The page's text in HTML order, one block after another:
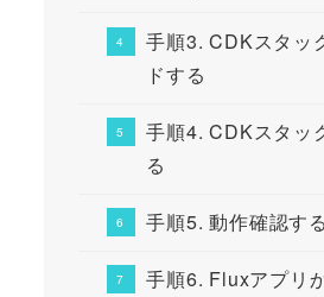
手順3. CDKスタッ
ドする
手順4. CDKスタッ
る
手順5. 動作確認する
手順6. Fluxアプリ